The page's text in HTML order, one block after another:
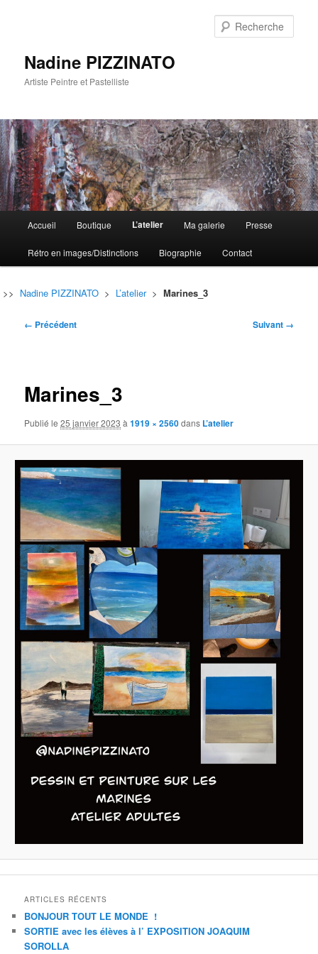
Nadine PIZZINATO
Artiste Peintre et Pastelliste
principal
Aller
au
contenu
principal
Aller
au
contenu
secondaire
Accueil Boutique L’atelier Ma galerie Presse
Rétro en images/Distinctions Biographie Contact
>> Nadine PIZZINATO > L’atelier> Marines_3
Navigation
← Précédent Suivant →
Marines_3
Publié le25 janvier 2023 à1919 × 2560dans L’atelier
ARTICLES RÉCENTS
BONJOUR TOUT LE MONDE !
SORTIE avec les élèves à l’ EXPOSITION JOAQUIM
SOROLLA